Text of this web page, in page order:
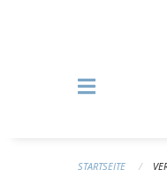
STARTSEITE